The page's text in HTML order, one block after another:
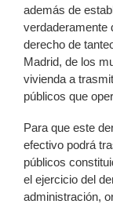
además de
verdaderamente
derecho de
Madrid, de los
vivienda a
públicos que
Para que este
efectivo podrá
públicos
el ejercicio del
administración,